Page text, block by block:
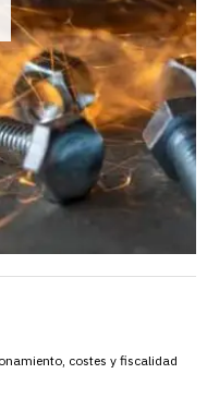
costes y fiscalidad